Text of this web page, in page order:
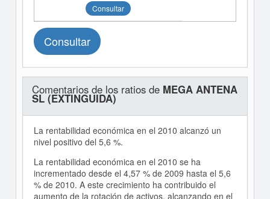
Consultar
Consultar
Comentarios de los ratios de MEGA ANTENA
SL (EXTINGUIDA)
La rentabilidad económica en el 2010 alcanzó un
nivel positivo del 5,6 %.
La rentabilidad económica en el 2010 se ha
incrementado desde el 4,57 % de 2009 hasta el 5,6
% de 2010. A este crecimiento ha contribuido el
aumento de la rotación de activos, alcanzando en el